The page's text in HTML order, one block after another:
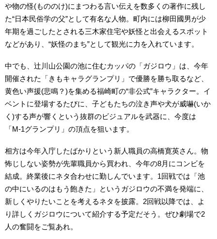
や物の怪(もののけ)にまつわる言い伝えを数多くの著作に残し
た“日本民俗学の父”として有名な人物。町内には柳田國男が少
年期を過ごしたとされる三木家住宅や妖怪と出会えるスポット
などがあり、“妖怪のまち”として観光に力を入れています。
中でも、辻川山公園の池に住むカッパの「ガジロウ」は、今年
開催された「きもキャラグランプリ」で優勝を勝ち取るなど、
黄色い声援(悲鳴？)を集める福崎町の“非公式”キャラクター。イ
ベントに登場するたびに、子どもたちの泣き声や犬が威嚇(いか
く)する声が響くという抜群のビジュアルを武器に、今度は
「M-1グランプリ」の頂点を狙います。
相方は今年入庁したばかりという新人職員の高橋寛英さん。物
怖じしない姿勢が先輩職員から買われ、今年の8月にコンビを
結成。終業後にネタ合わせに勤しんでいます。1回戦では「池
の中にいるのはもう飽きた」というガジロウの不満を発端に、
新しくやりたいことを考えるネタを披露。2回戦以降では、よ
り詳しくガジロウについて紹介する予定だそう。ぜひ劇場で2
人の奮闘をご覧あれ。